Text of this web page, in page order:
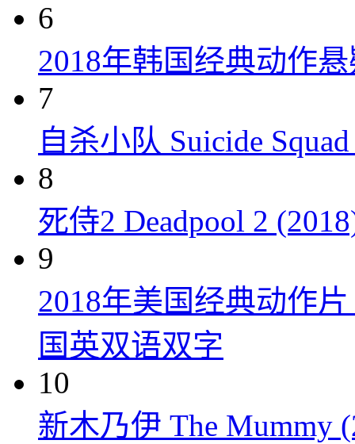
6
2018年韩国经典动作
7
自杀小队 Suicide
8
死侍2 Deadpool 2
9
2018年美国经典动作
国英双语双字
10
新木乃伊 The Mummy